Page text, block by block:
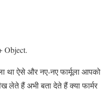
Object.
था ऐसे और नए-नए फार्मूला आपको
हैं अभी बता देते हैं क्या फार्मर